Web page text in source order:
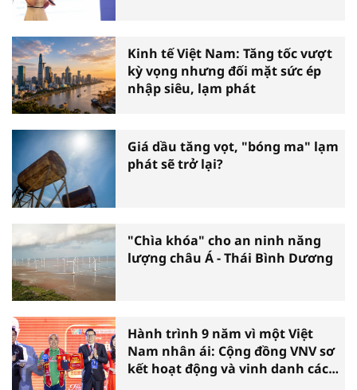
Kinh tế Việt Nam: Tăng tốc vượt
kỳ vọng nhưng đối mặt sức ép
nhập siêu, lạm phát
Giá dầu tăng vọt, "bóng ma" lạm
phát sẽ trở lại?
"Chìa khóa" cho an ninh năng
lượng châu Á - Thái Bình Dương
Hành trình 9 năm vì một Việt
Nam nhân ái: Cộng đồng VNV sơ
kết hoạt động và vinh danh các